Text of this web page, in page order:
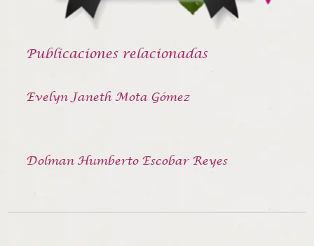
Publicaciones relacionadas
Evelyn Janeth Mota Gómez
Dolman Humberto Escobar Reyes